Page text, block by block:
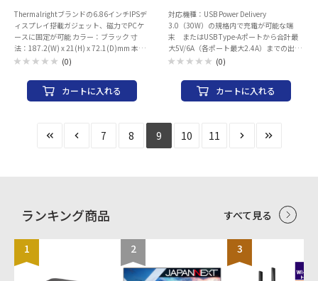
Thermalrightブランドの6.86インチIPSデ
ィスプレイ搭載ガジェット、磁力でPCケ
ースに固定が可能 カラー：ブラック 寸
法：187.2(W) x 21(H) x 72.1(D)mm 本体
重量：183g ディスプレイサイズ：6.86イ
x 480 ディスプレイ側コネクタ：USB
ッダピン接続ケーブル、USBヘッダピン
(0)
カートに入れる
対応機種：USB Power Delivery
3.0（30W）の規格内で充電が可能な端
末 またはUSB Type-Aポートから合計最
大5V/6A（各ポート最大2.4A）までの出力
で充電可能な機器とその組み合わせ コネ
C（USB-C）メス×1 USB Aメス×4 定格
入力電圧：AC100-240V 50/60Hz 定格出
力電力：合計60W（USB Type-C（USB-
電圧：USB Type-C（USB-C） ：
5V/9V/12V/15V/20V USB A ： 5V 定格出
力電流：USB Type-C（USB-C）： 3A（5V
さ33(mm) 重量：約253g（本体のみ） カ
ラー：ブラック 電気用品安全法：◇PSE
間：1年間 その他：USB Power Delivery
3.0規格準拠品 耐トラッキングスリーブ
付きACケーブル USB Type-Aポートはお
まかせ充電対応 滑り止め付き
(0)
カートに入れる
7 8 9 10 11
ランキング商品 すべて見る
1 2 3